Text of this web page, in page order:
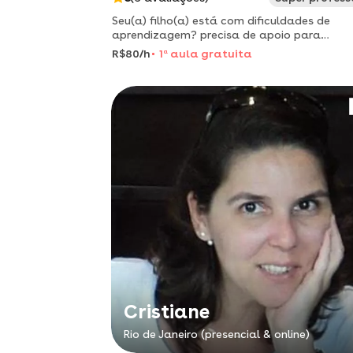
Seu(a) filho(a) está com dificuldades de
aprendizagem? precisa de apoio para
alfabetizá-lo(a)? dificuldades de
e organização dos estudos? posso te
R$80/h 1 a aula gratuita
Cristiane
Rio de Janeiro (presencial & online)